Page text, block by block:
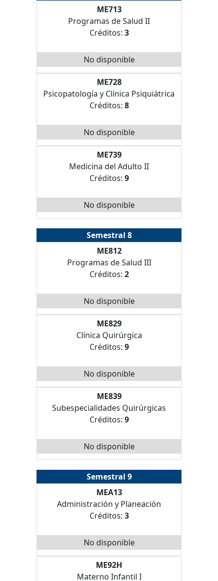
ME713
Programas de Salud II
Créditos: 3
No disponible
ME728
Psicopatología y Clínica Psiquiátrica
Créditos: 8
No disponible
ME739
Medicina del Adulto II
Créditos: 9
No disponible
Semestral 8
ME812
Programas de Salud III
Créditos: 2
No disponible
ME829
Clínica Quirúrgica
Créditos: 9
No disponible
ME839
Subespecialidades Quirúrgicas
Créditos: 9
No disponible
Semestral 9
MEA13
Administración y Planeación
Créditos: 3
No disponible
ME92H
Materno Infantil I